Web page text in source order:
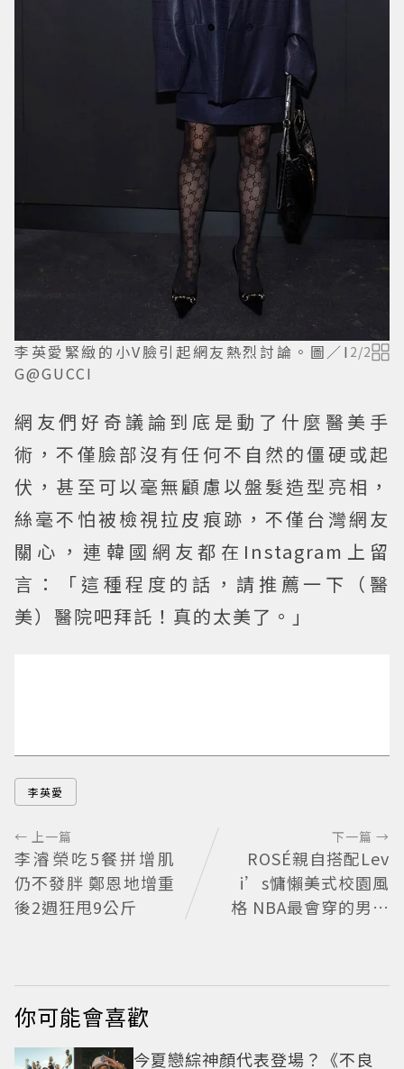
李英愛緊緻的小V臉引起網友熱烈討論。圖／I
G@GUCCI
2/2
網友們好奇議論到底是動了什麼醫美手
術，不僅臉部沒有任何不自然的僵硬或起
伏，甚至可以毫無顧慮以盤髮造型亮相，
絲毫不怕被檢視拉皮痕跡，不僅台灣網友
關心，連韓國網友都在Instagram上留
言：「這種程度的話，請推薦一下（醫
美）醫院吧拜託！真的太美了。」
李英愛
← 上一篇
李濬榮吃5餐拼增肌
仍不發胖 鄭恩地增重
後2週狂甩9公斤
下一篇 →
ROSÉ親自搭配Lev
i’s慵懶美式校園風
格 NBA最會穿的男人
你可能會喜歡
今夏戀綜神顏代表登場？《不良